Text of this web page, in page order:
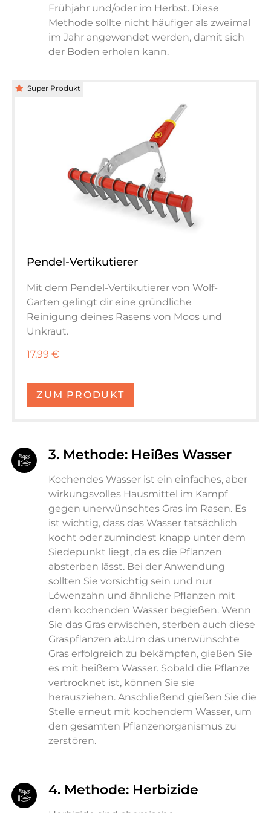
Frühjahr und/oder im Herbst. Diese
Methode sollte nicht häufiger als zweimal
im Jahr angewendet werden, damit sich
der Boden erholen kann.
Pendel-Vertikutierer
Mit dem Pendel-Vertikutierer von Wolf-
Garten gelingt dir eine gründliche
Reinigung deines Rasens von Moos und
Unkraut.
17,99 €
ZUM PRODUKT
Super Produkt
3. Methode: Heißes Wasser
Kochendes Wasser ist ein einfaches, aber
wirkungsvolles Hausmittel im Kampf
gegen unerwünschtes Gras im Rasen. Es
ist wichtig, dass das Wasser tatsächlich
kocht oder zumindest knapp unter dem
Siedepunkt liegt, da es die Pflanzen
absterben lässt. Bei der Anwendung
sollten Sie vorsichtig sein und nur
Löwenzahn und ähnliche Pflanzen mit
dem kochenden Wasser begießen. Wenn
Sie das Gras erwischen, sterben auch diese
Graspflanzen ab.Um das unerwünschte
Gras erfolgreich zu bekämpfen, gießen Sie
es mit heißem Wasser. Sobald die Pflanze
vertrocknet ist, können Sie sie
herausziehen. Anschließend gießen Sie die
Stelle erneut mit kochendem Wasser, um
den gesamten Pflanzenorganismus zu
zerstören.
4. Methode: Herbizide